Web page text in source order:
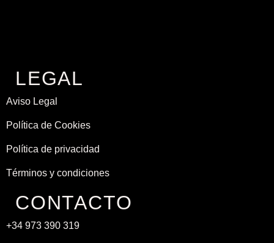
LEGAL
Aviso Legal
Política de Cookies
Política de privacidad
Términos y condiciones
CONTACTO
+34 973 390 319